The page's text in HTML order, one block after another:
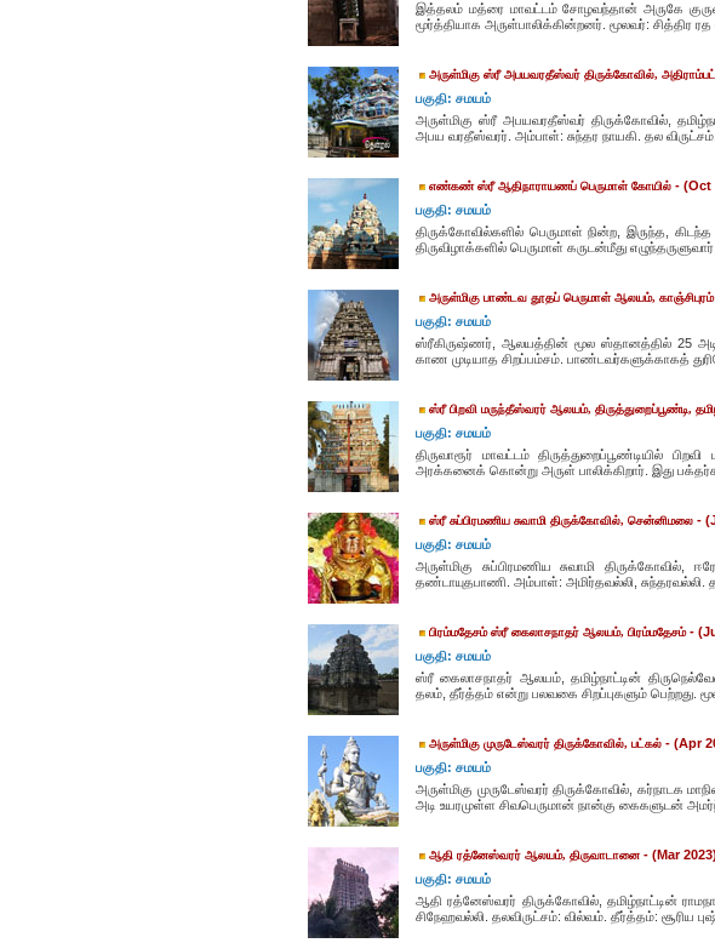
இத்தலம் மத்ரை மாவட்டம் சோழவந்தான் அருகே
மூர்த்தியாக அருள்பாலிக்கின்றனர். மூலவர்: சித்திர
அருள்மிகு ஸ்ரீ அபயவரதீஸ்வர் திருக்கோவில்,
பகுதி: சமயம்
அருள்மிகு ஸ்ரீ அபயவரதீஸ்வர் திருக்கோவில்,
அபய வரதீஸ்வரர். அம்பாள்: சுந்தர நாயகி. தல
எண்கண் ஸ்ரீ ஆதிநாராயணப் பெருமாள் கோயில் - (Oct
பகுதி: சமயம்
திருக்கோவில்களில் பெருமாள் நின்ற, இருந்த,
திருவிழாக்களில் பெருமாள் கருடன்மீது
அருள்மிகு பாண்டவ தூதப் பெருமாள் ஆலயம், காஞ்சிபுரம்
பகுதி: சமயம்
ஸ்ரீகிருஷ்ணர், ஆலயத்தின் மூல ஸ்தானத்தில் 25 அடி
காண முடியாத சிறப்பம்சம். பாண்டவர்களுக்காகத்
ஸ்ரீ பிறவி மருந்தீஸ்வரர் ஆலயம், திருத்துறைப்பூண்டி,
பகுதி: சமயம்
திருவாரூர் மாவட்டம் திருத்துறைப்பூண்டியில்
அரக்கனைக் கொன்று அருள் பாலிக்கிறார். இது
ஸ்ரீ சுப்பிரமணிய சுவாமி திருக்கோவில், சென்னிமலை -
பகுதி: சமயம்
அருள்மிகு சுப்பிரமணிய சுவாமி திருக்கோவில்,
தண்டாயுதபாணி. அம்பாள்: அமிர்தவல்லி, சுந்தரவல்லி.
பிரம்மதேசம் ஸ்ரீ கைலாசநாதர் ஆலயம், பிரம்மதேசம்-
பகுதி: சமயம்
ஸ்ரீ கைலாசநாதர் ஆலயம், தமிழ்நாட்டின்
தலம், தீர்த்தம் என்று பலவகை சிறப்புகளும் பெற்றது.
அருள்மிகு முருடேஸ்வரர் திருக்கோவில், பட்கல் - (Apr
பகுதி: சமயம்
அருள்மிகு முருடேஸ்வரர் திருக்கோவில், கர்நாடக
அடி உயரமுள்ள சிவபெருமான் நான்கு கைகளுடன்
ஆதி ரத்னேஸ்வரர் ஆலயம், திருவாடானை - (Mar 2023)
பகுதி: சமயம்
ஆதி ரத்னேஸ்வரர் திருக்கோவில், தமிழ்நாட்டின்
சிநேஹவல்லி. தலவிருட்சம்: வில்வம். தீர்த்தம்: சூரிய